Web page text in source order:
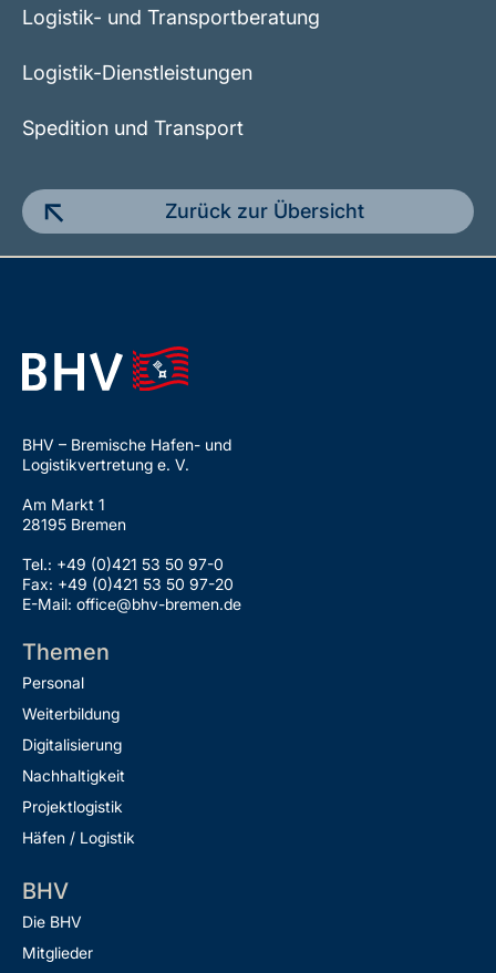
Logistik- und Transportberatung
Logistik-Dienstleistungen
Spedition und Transport
Zurück zur Übersicht
BHV – Bremische Hafen- und
Logistikvertretung e. V.
Am Markt 1
28195 Bremen
Tel.: +49 (0)421 53 50 97-0
Fax: +49 (0)421 53 50 97-20
E-Mail: office@bhv-bremen.de
Themen
Personal
Weiterbildung
Digitalisierung
Nachhaltigkeit
Projektlogistik
Häfen / Logistik
BHV
Die BHV
Mitglieder